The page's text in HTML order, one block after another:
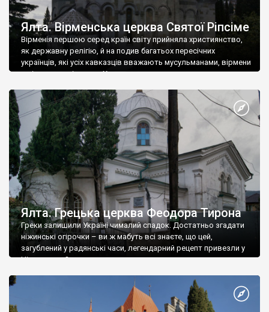
Ялта. Вірменська церква Святої Ріпсіме
Вірменія першою серед країн світу прийняла християнство,
як державну релігію, й на подив багатьох пересічних
українців, які усіх кавказців вважають мусульманами, вірмени
є відданими вірянами Христа
Ялта. Грецька церква Феодора Тирона
Греки залишили Україні чималий спадок. Достатньо згадати
ніжинські огірочки – ви ж мабуть всі знаєте, що цей,
загублений у радянські часи, легендарний рецепт привезли у
Ніжин греки?